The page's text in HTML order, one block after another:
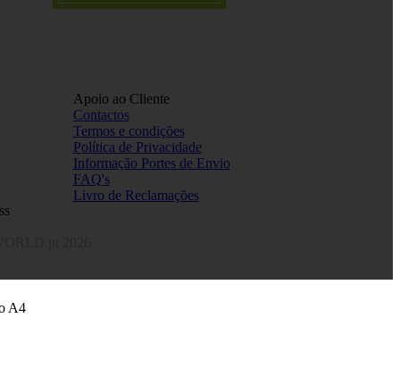
A4
Apoio ao Cliente
Contactos
Termos e condições
Política de Privacidade
Informação Portes de Envio
FAQ's
Livro de Reclamações